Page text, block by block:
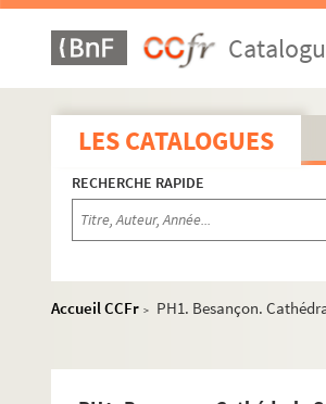
LES CATALOGUES
RECHERCHE RAPIDE
Accueil CCFr >
PH1. Besançon.